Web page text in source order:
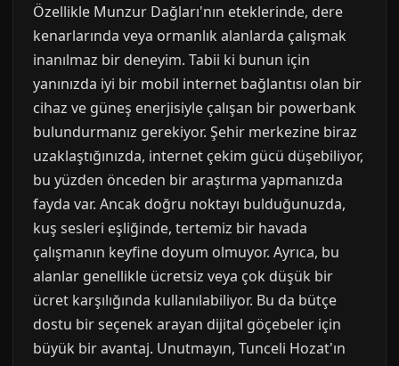
Özellikle Munzur Dağları'nın eteklerinde, dere
kenarlarında veya ormanlık alanlarda çalışmak
inanılmaz bir deneyim. Tabii ki bunun için
yanınızda iyi bir mobil internet bağlantısı olan bir
cihaz ve güneş enerjisiyle çalışan bir powerbank
bulundurmanız gerekiyor. Şehir merkezine biraz
uzaklaştığınızda, internet çekim gücü düşebiliyor,
bu yüzden önceden bir araştırma yapmanızda
fayda var. Ancak doğru noktayı bulduğunuzda,
kuş sesleri eşliğinde, tertemiz bir havada
çalışmanın keyfine doyum olmuyor. Ayrıca, bu
alanlar genellikle ücretsiz veya çok düşük bir
ücret karşılığında kullanılabiliyor. Bu da bütçe
dostu bir seçenek arayan dijital göçebeler için
büyük bir avantaj. Unutmayın, Tunceli Hozat'ın